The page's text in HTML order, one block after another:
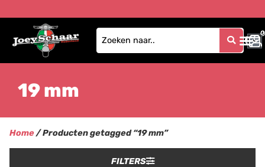
0
0
19 mm
Home/ Producten getagged “19 mm”
FILTERS